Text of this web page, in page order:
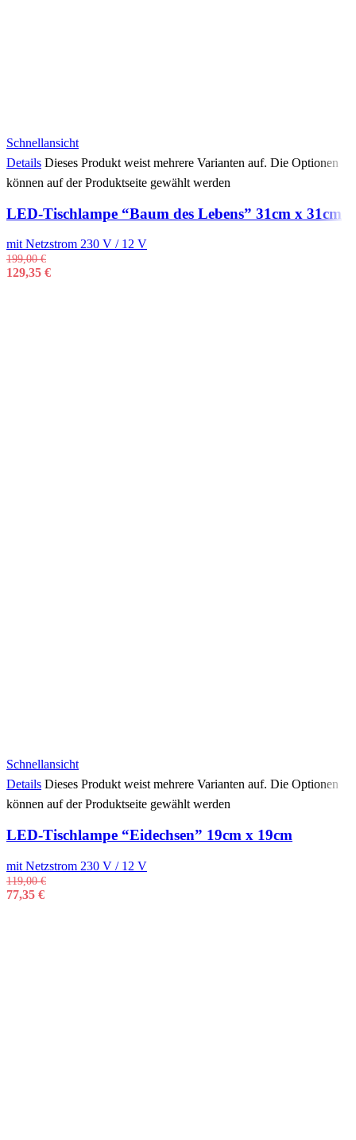
Schnellansicht
Details Dieses Produkt weist mehrere Varianten auf. Die Optionen
können auf der Produktseite gewählt werden
LED-Tischlampe “Baum des Lebens” 31cm x 31cm
mit Netzstrom 230 V / 12 V
199,00€
129,35 €
Schnellansicht
Details Dieses Produkt weist mehrere Varianten auf. Die Optionen
können auf der Produktseite gewählt werden
LED-Tischlampe “Eidechsen” 19cm x 19cm
mit Netzstrom 230 V / 12 V
119,00€
77,35 €